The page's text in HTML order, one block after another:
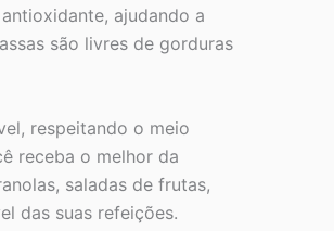
ajudando a
são livres de gorduras
respeitando o meio
receba o melhor da
saladas de frutas,
das suas refeições.